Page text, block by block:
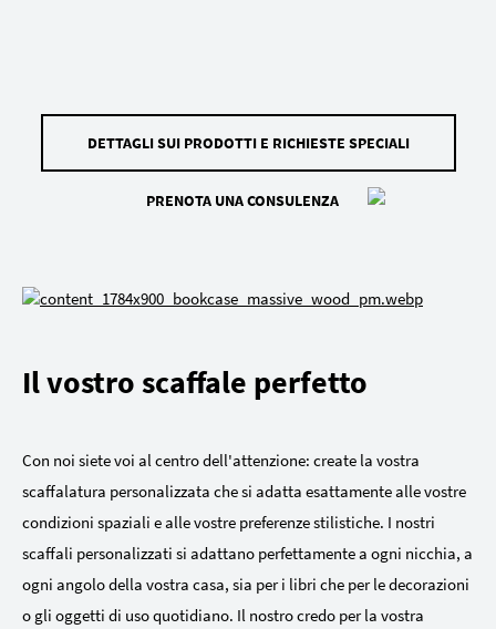
DETTAGLI SUI PRODOTTI E RICHIESTE SPECIALI
PRENOTA UNA CONSULENZA
Il vostro scaffale perfetto
Con noi siete voi al centro dell'attenzione: create la vostra
scaffalatura personalizzata che si adatta esattamente alle vostre
condizioni spaziali e alle vostre preferenze stilistiche. I nostri
scaffali personalizzati si adattano perfettamente a ogni nicchia, a
ogni angolo della vostra casa, sia per i libri che per le decorazioni
o gli oggetti di uso quotidiano. Il nostro credo per la vostra